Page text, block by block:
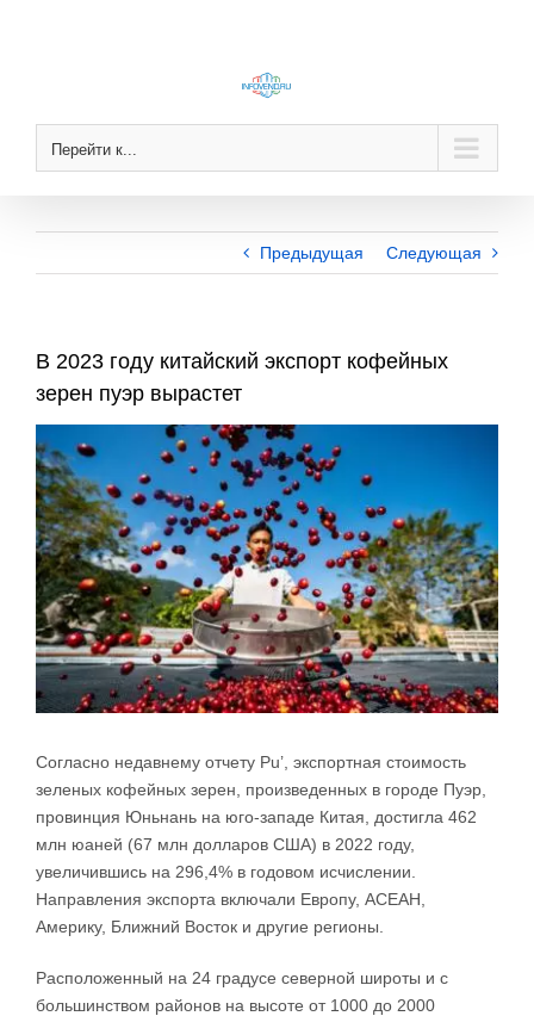
Перейти к...
Предыдущая Следующая
В 2023 году китайский экспорт кофейных
зерен пуэр вырастет
Larger
Image
Согласно недавнему отчету Pu’, экспортная стоимость
зеленых кофейных зерен, произведенных в городе Пуэр,
провинция Юньнань на юго-западе Китая, достигла 462
млн юаней (67 млн ​​долларов США) в 2022 году,
увеличившись на 296,4% в годовом исчислении.
Направления экспорта включали Европу, АСЕАН,
Америку, Ближний Восток и другие регионы.
Расположенный на 24 градусе северной широты и с
большинством районов на высоте от 1000 до 2000